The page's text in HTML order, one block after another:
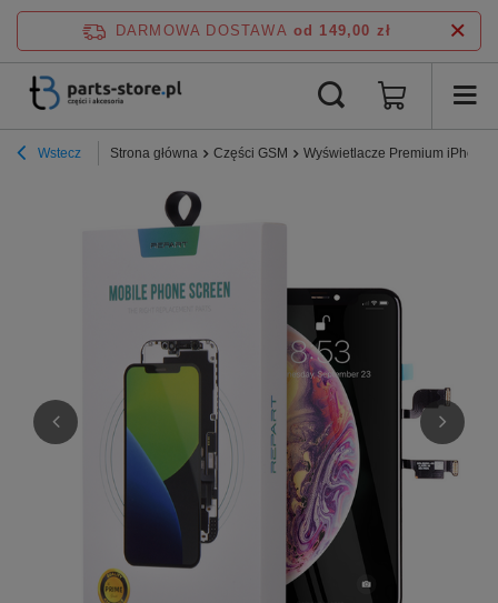
DARMOWA DOSTAWA od 149,00 zł
Wstecz Strona główna Części GSM Wyświetlacze Premium iPhone